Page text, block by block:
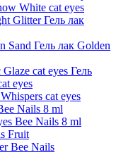
White cat eyes
Гель лак
Гель лак Golden
Гель
eyes
cat eyes
Nails 8 ml
Bee Nails 8 ml
Fruit
Bee Nails